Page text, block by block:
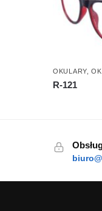
OKULARY,
R-121